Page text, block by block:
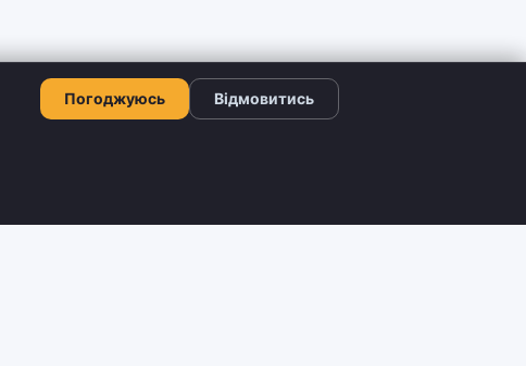
Погоджуюсь Відмовитись